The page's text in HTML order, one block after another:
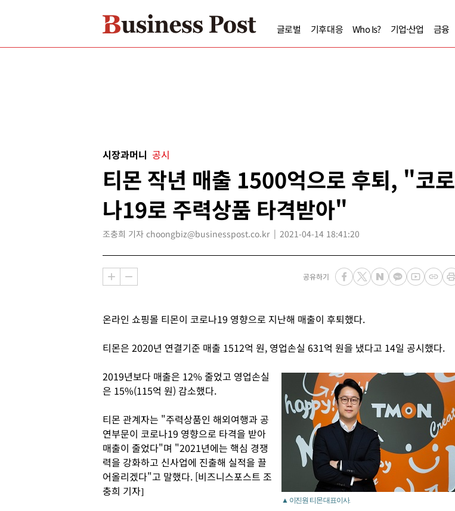
글로벌 기후대응 Who Is? 기업·산업 금융
시장과머니 공시
티몬 작년 매출 1500억으로 후퇴, "코로
나19로 주력상품 타격받아"
조충희 기자 choongbiz@businesspost.co.kr 2021-04-14 18:41:20
공유하기
온라인 쇼핑몰 티몬이 코로나19 영향으로 지난해 매출이 후퇴했다.
티몬은 2020년 연결기준 매출 1512억 원, 영업손실 631억 원을 냈다고 14일 공시했다.
▲ 이진원 티몬 대표이사.
2019년보다 매출은 12% 줄었고 영업손실
은 15%(115억 원) 감소했다.
티몬 관계자는 "주력상품인 해외여행과 공
연부문이 코로나19 영향으로 타격을 받아
매출이 줄었다"며 "2021년에는 핵심 경쟁
력을 강화하고 신사업에 진출해 실적을 끌
어올리겠다"고 말했다. [비즈니스포스트 조
충희 기자]